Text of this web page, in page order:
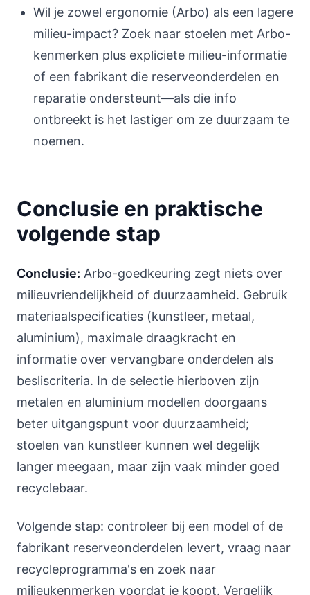
Wil je zowel ergonomie (Arbo) als een lagere
milieu-impact? Zoek naar stoelen met Arbo-
kenmerken plus expliciete milieu-informatie
of een fabrikant die reserveonderdelen en
reparatie ondersteunt—als die info
ontbreekt is het lastiger om ze duurzaam te
noemen.
Conclusie en praktische
volgende stap
Conclusie: Arbo-goedkeuring zegt niets over
milieuvriendelijkheid of duurzaamheid. Gebruik
materiaalspecificaties (kunstleer, metaal,
aluminium), maximale draagkracht en
informatie over vervangbare onderdelen als
besliscriteria. In de selectie hierboven zijn
metalen en aluminium modellen doorgaans
beter uitgangspunt voor duurzaamheid;
stoelen van kunstleer kunnen wel degelijk
langer meegaan, maar zijn vaak minder goed
recyclebaar.
Volgende stap: controleer bij een model of de
fabrikant reserveonderdelen levert, vraag naar
recycleprogramma's en zoek naar
milieukenmerken voordat je koopt. Vergelijk